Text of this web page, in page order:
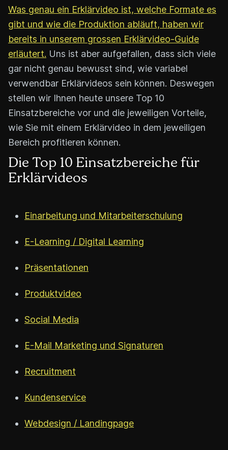
Was genau ein Erklärvideo ist, welche Formate es
gibt und wie die Produktion abläuft, haben wir
bereits in unserem grossen Erklärvideo-Guide
erläutert. Uns ist aber aufgefallen, dass sich viele
gar nicht genau bewusst sind, wie variabel
verwendbar Erklärvideos sein können. Deswegen
stellen wir Ihnen heute unsere Top 10
Einsatzbereiche vor und die jeweiligen Vorteile,
wie Sie mit einem Erklärvideo in dem jeweiligen
Bereich profitieren können.
Die Top 10 Einsatzbereiche für
Erklärvideos
Einarbeitung und Mitarbeiterschulung
E-Learning / Digital Learning
Präsentationen
Produktvideo
Social Media
E-Mail Marketing und Signaturen
Recruitment
Kundenservice
Webdesign / Landingpage